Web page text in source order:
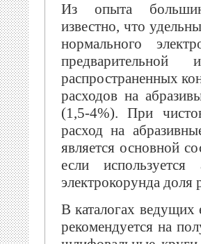
Из опыта
известно, что
нормального
распространенных
расходов на
(1,5-4%). При
расход на
является основной
если
электрокорунда доля
В каталогах ведущих
рекомендуется на